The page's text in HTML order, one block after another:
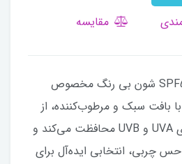
مقایسه
ضدآفتاب دابل شیلد SPF50 شون بی رنگ مخصوص
بافت سبک و مرطوب‌کننده، از
پوست در برابر اشعه‌های UVA و UVB محافظت می‌کند و
چربی، انتخابی ایده‌آل برای